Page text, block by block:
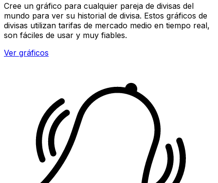
Cree un gráfico para cualquier pareja de divisas del
mundo para ver su historial de divisa. Estos gráficos de
divisas utilizan tarifas de mercado medio en tiempo real,
son fáciles de usar y muy fiables.
Ver gráficos